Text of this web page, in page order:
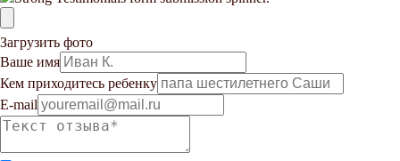
Загрузить фото
Ваше имя
Кем приходитесь ребенку
E-mail